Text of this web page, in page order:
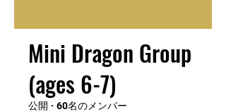
Mini Dragon Group
(ages 6-7)
公開 · 60名のメンバー